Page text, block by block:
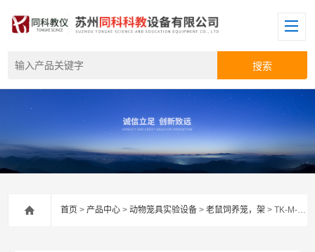
首页 >产品中心 >动物笼具实验设备 >老鼠饲养笼，架 > TK-M-6同科M-6透明大鼠笼